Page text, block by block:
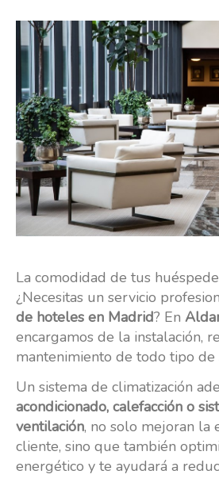
La comodidad de tus
¿Necesitas un servicio
de hoteles en Madrid? En
encargamos de la instalación,
mantenimiento de todo tipo de
Un sistema de climatización
acondicionado, calefacción o
ventilación, no solo mejoran la
cliente, sino que también
energético y te ayudará a